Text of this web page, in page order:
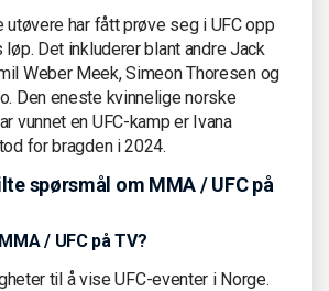
utøvere har fått prøve seg i UFC opp
løp. Det inkluderer blant andre Jack
Weber Meek, Simeon Thoresen og
Den eneste kvinnelige norske
vunnet en UFC-kamp er Ivana
for bragden i 2024.
spørsmål om MMA / UFC på
/ UFC på TV?
til å vise UFC-eventer i Norge.